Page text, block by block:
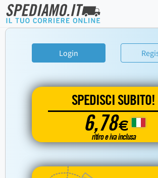
Login
SPEDISCI SUBITO!
6,78€
ritiro e iva inclusa